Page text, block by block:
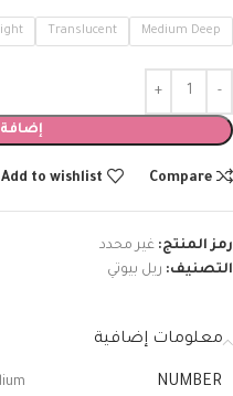
Medium Deep
Translucent
Compare
Add to wishlist
رمز المنتج: غير محدد
التصنيف: ريل بيوتي
معلومات إضافية
NUMBER